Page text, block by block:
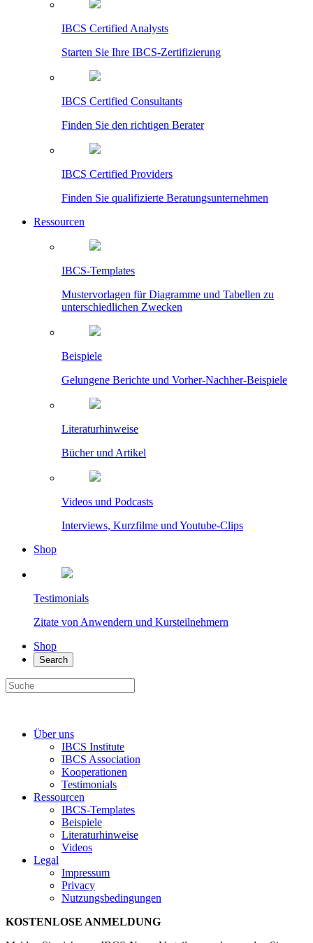
IBCS Certified Analysts
Starten Sie Ihre IBCS-Zertifizierung
IBCS Certified Consultants
Finden Sie den richtigen Berater
IBCS Certified Providers
Finden Sie qualifizierte Beratungsunternehmen
Ressourcen
IBCS-Templates
Mustervorlagen für Diagramme und Tabellen zu
unterschiedlichen Zwecken
Beispiele
Gelungene Berichte und Vorher-Nachher-Beispiele
Literaturhinweise
Bücher und Artikel
Videos und Podcasts
Interviews, Kurzfilme und Youtube-Clips
Shop
Testimonials
Zitate von Anwendern und Kursteilnehmern
Shop
Search
Über uns
IBCS Institute
IBCS Association
Kooperationen
Testimonials
Ressourcen
IBCS-Templates
Beispiele
Literaturhinweise
Videos
Legal
Impressum
Privacy
Nutzungsbedingungen
KOSTENLOSE ANMELDUNG